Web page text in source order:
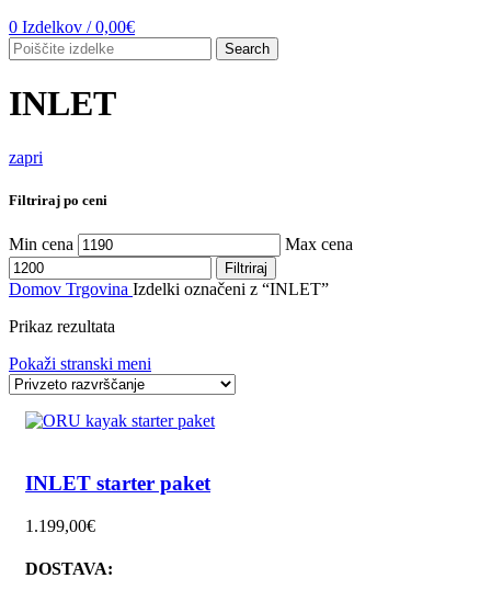
0 Izdelkov / 0,00€
Search
INLET
zapri
Filtriraj po ceni
Min cena Max cena
Filtriraj
Domov Trgovina Izdelki označeni z “INLET”
Prikaz rezultata
Pokaži stranski meni
INLET starter paket
1.199,00€
DOSTAVA: